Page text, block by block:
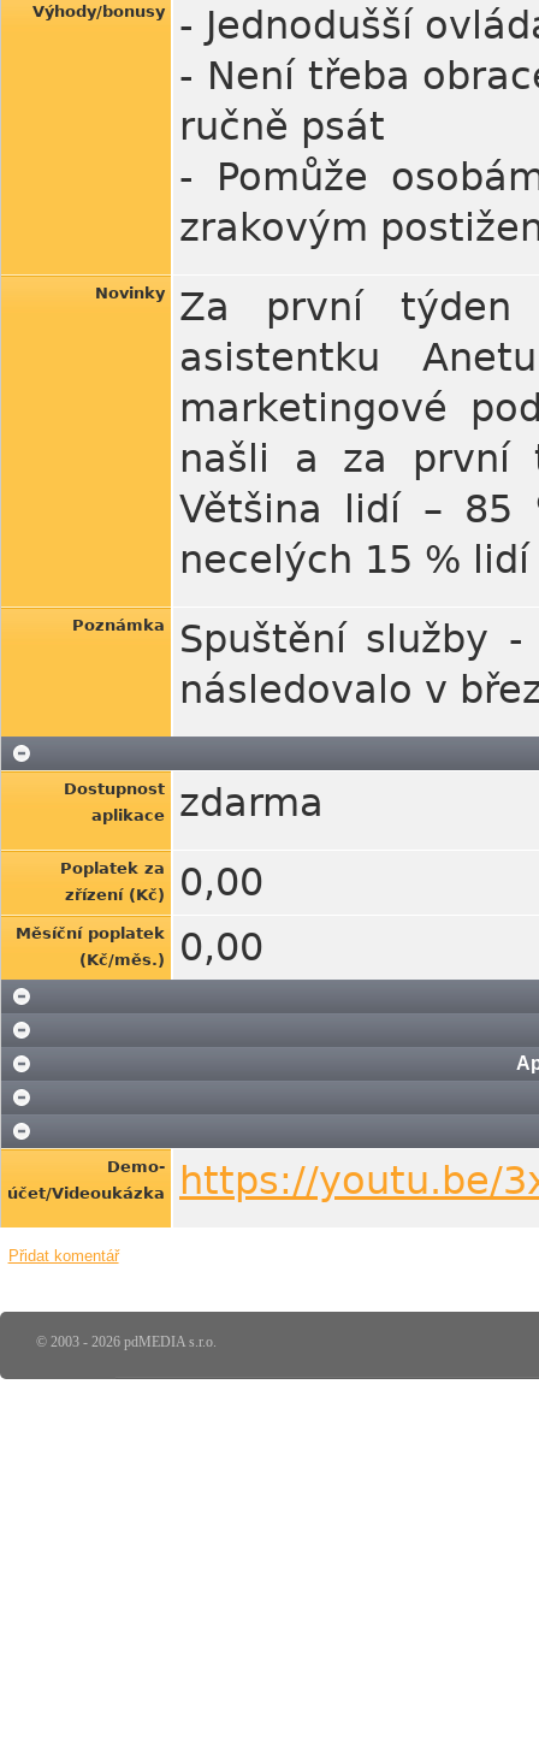
Výhody/bonusy
- Jednodušší
- Není třeba
ručně psát
- Pomůže
zrakovým
Novinky
Za první týden
asistentku
marketingové
našli a za první
Většina lidí – 85
necelých 15 %
Poznámka
Spuštění služby
následovalo v
Dostupnost
aplikace
zdarma
Poplatek za
zřízení (Kč)
0,00
Měsíční poplatek
(Kč/měs.)
0,00
Demo-
účet/Videoukázka
https://youtu.be/
Přidat komentář
© 2003 - 2026 pdMEDIA s.r.o.